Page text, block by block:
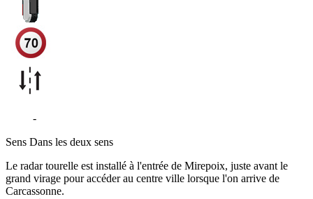
-
Sens Dans les deux sens
Le radar tourelle est installé à l'entrée de Mirepoix, juste avant le
grand virage pour accéder au centre ville lorsque l'on arrive de
Carcassonne.